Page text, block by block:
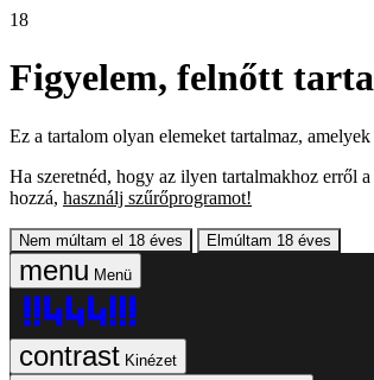
18
Figyelem, felnőtt
Ez a tartalom olyan elemeket tartalmaz,
Ha szeretnéd, hogy az ilyen tartalmakhoz erről
hozzá, használj szűrőprogramot!
Nem múltam el 18 éves
Elmúltam 18 éves
Menü
Kinézet